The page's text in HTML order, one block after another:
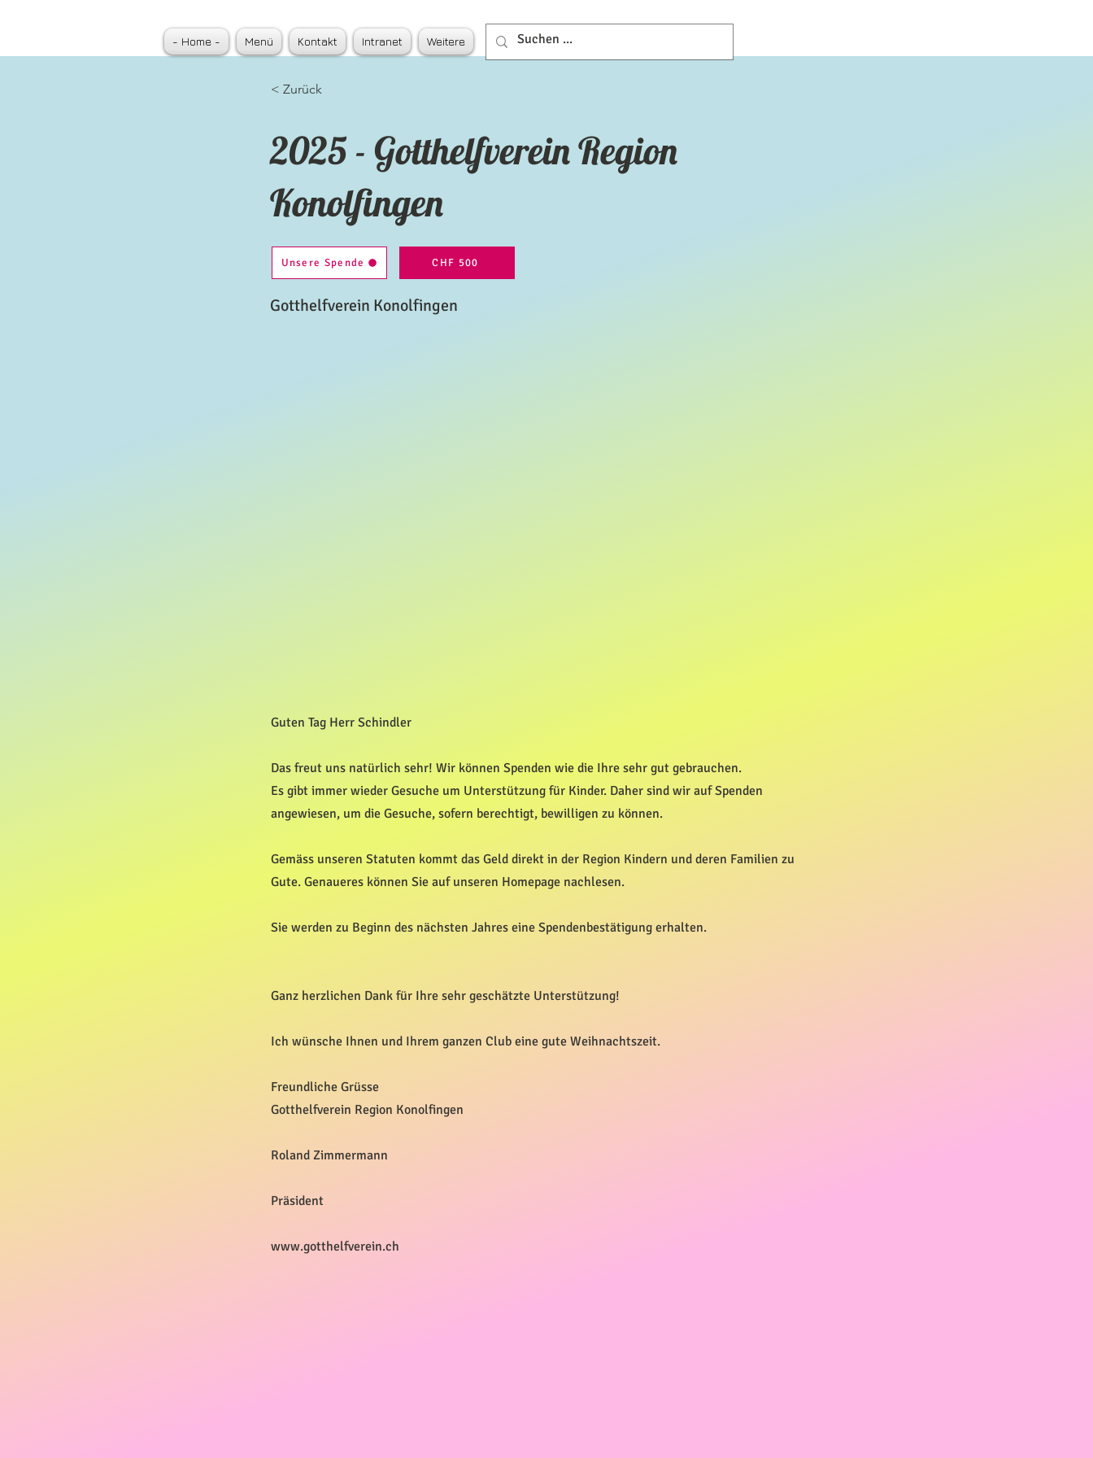
- Home - Menü Kontakt Intranet Weitere
< Zurück
2025 - Gotthelfverein Region
Konolfingen
Unsere Spende CHF 500
Gotthelfverein Konolfingen
Guten Tag Herr Schindler
Das freut uns natürlich sehr! Wir können Spenden wie die Ihre sehr gut gebrauchen.
Es gibt immer wieder Gesuche um Unterstützung für Kinder. Daher sind wir auf Spenden
angewiesen, um die Gesuche, sofern berechtigt, bewilligen zu können.
Gemäss unseren Statuten kommt das Geld direkt in der Region Kindern und deren Familien zu
Gute. Genaueres können Sie auf unseren Homepage nachlesen.
Sie werden zu Beginn des nächsten Jahres eine Spendenbestätigung erhalten.
Ganz herzlichen Dank für Ihre sehr geschätzte Unterstützung!
Ich wünsche Ihnen und Ihrem ganzen Club eine gute Weihnachtszeit.
Freundliche Grüsse
Gotthelfverein Region Konolfingen
Roland Zimmermann
Präsident
www.gotthelfverein.ch